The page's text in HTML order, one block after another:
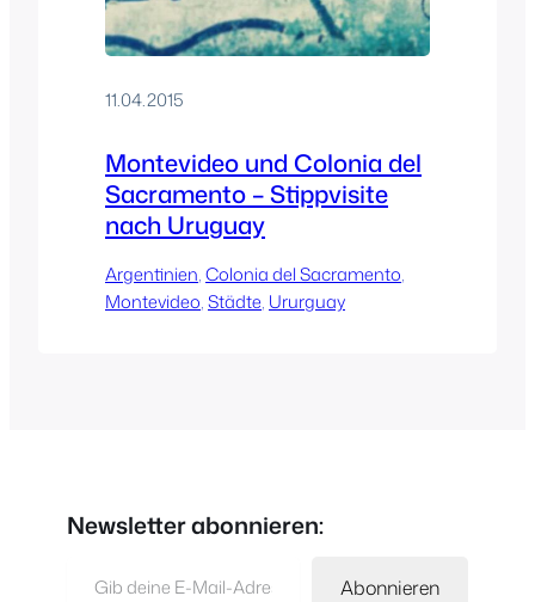
11.04.2015
Montevideo und Colonia del
Sacramento – Stippvisite
nach Uruguay
Argentinien, Colonia del Sacramento
Montevideo, Städte, Ururguay
Newsletter abonnieren:
Abonnieren